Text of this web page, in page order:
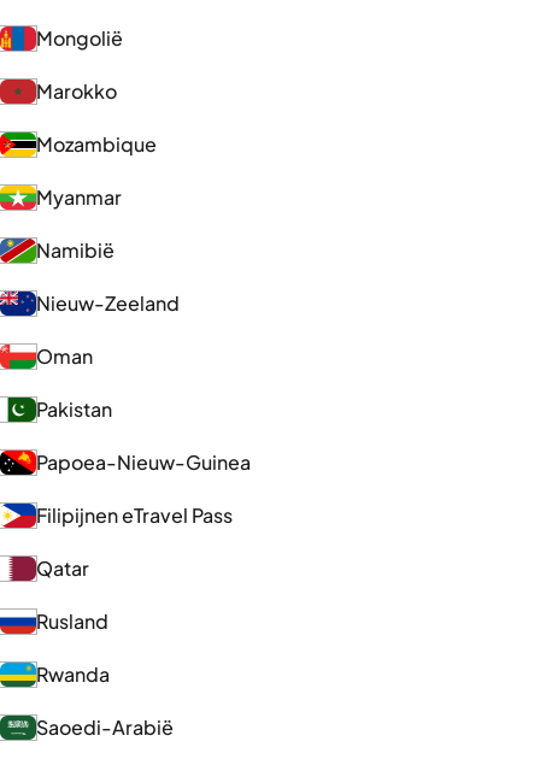
Mongolië
Marokko
Mozambique
Myanmar
Namibië
Nieuw-Zeeland
Oman
Pakistan
Papoea-Nieuw-Guinea
Filipijnen eTravel Pass
Qatar
Rusland
Rwanda
Saoedi-Arabië